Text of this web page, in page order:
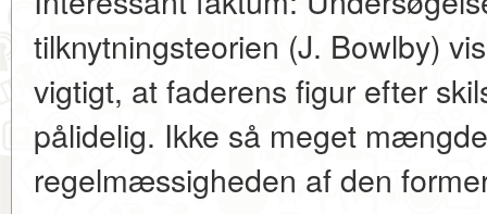
tilknytningsteorien (J. Bowlby)
vigtigt, at faderens figur efter
pålidelig. Ikke så meget
regelmæssigheden af den